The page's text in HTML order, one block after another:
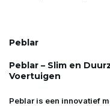
Peblar
Peblar – Slim en
Voertuigen
Peblar is een innovatief